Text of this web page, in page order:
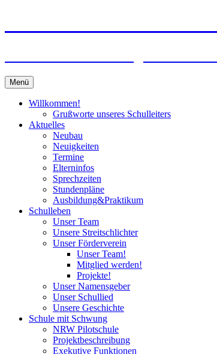
Menü
Willkommen!
Grußworte unseres Schulleiters
Aktuelles
Neubau
Neuigkeiten
Termine
Elterninfos
Sprechzeiten
Stundenpläne
Ausbildung&Praktikum
Schulleben
Unser Team
Unsere Streitschlichter
Unser Förderverein
Unser Team!
Mitglied werden!
Projekte!
Unser Namensgeber
Unser Schullied
Unsere Geschichte
Schule mit Schwung
NRW Pilotschule
Projektbeschreibung
Exekutive Funktionen